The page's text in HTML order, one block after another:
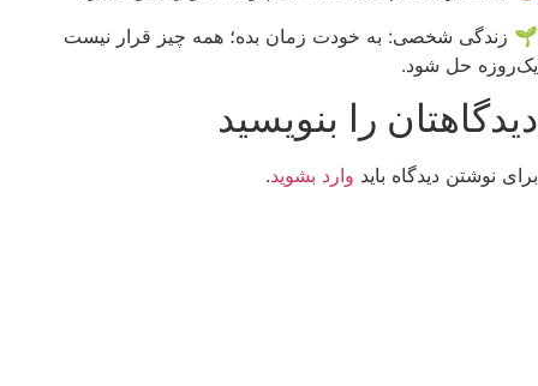
🌱 زندگی شخصی: به خودت زمان بده؛ همه چیز قرار نیست
یک‌روزه حل شود.
دیدگاهتان را بنویسید
برای نوشتن دیدگاه باید وارد بشوید.